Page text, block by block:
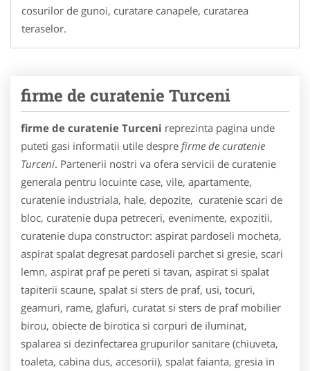
cosurilor de gunoi, curatare canapele, curatarea
teraselor.
firme de curatenie Turceni
firme de curatenie Turceni reprezinta pagina unde
puteti gasi informatii utile despre firme de curatenie
Turceni. Partenerii nostri va ofera servicii de curatenie
generala pentru locuinte case, vile, apartamente,
curatenie industriala, hale, depozite, curatenie scari de
bloc, curatenie dupa petreceri, evenimente, expozitii,
curatenie dupa constructor: aspirat pardoseli mocheta,
aspirat spalat degresat pardoseli parchet si gresie, scari
lemn, aspirat praf pe pereti si tavan, aspirat si spalat
tapiterii scaune, spalat si sters de praf, usi, tocuri,
geamuri, rame, glafuri, curatat si sters de praf mobilier
birou, obiecte de birotica si corpuri de iluminat,
spalarea si dezinfectarea grupurilor sanitare (chiuveta,
toaleta, cabina dus, accesorii), spalat faianta, gresia in